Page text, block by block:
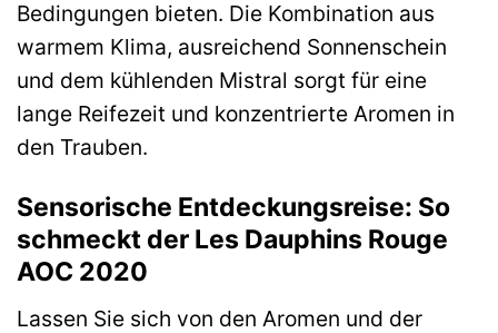
Bedingungen bieten. Die Kombination aus
warmem Klima, ausreichend Sonnenschein
und dem kühlenden Mistral sorgt für eine
lange Reifezeit und konzentrierte Aromen in
den Trauben.
Sensorische Entdeckungsreise: So
schmeckt der Les Dauphins Rouge
AOC 2020
Lassen Sie sich von den Aromen und der